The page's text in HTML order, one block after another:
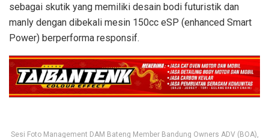
sebagai skutik yang memiliki desain bodi futuristik dan
manly dengan dibekali mesin 150cc eSP (enhanced Smart
Power) berperforma responsif.
Sesi Foto Management DAM Bateng Member Bandung Owners ADV (BOA),